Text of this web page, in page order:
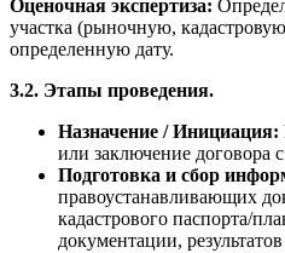
Оценочная экспертиза:
участка (рыночную,
определенную дату.
3.2. Этапы проведения.
Назначение / Инициация:
или заключение договора
Подготовка и сбор
правоустанавливающих
кадастрового паспорта/
документации,